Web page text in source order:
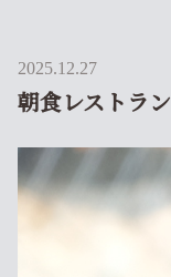
2025.12.27
朝食レストラ